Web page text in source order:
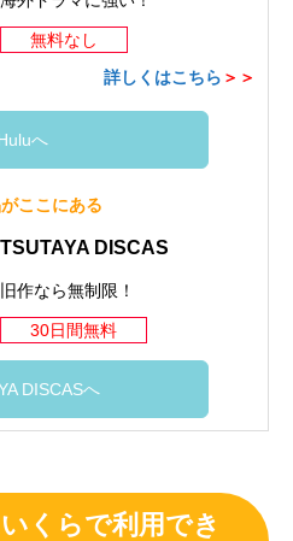
無料なし
詳しくはこちら ＞＞
へ
ここにある
TSUTAYA DISCAS
旧作なら無制限！
30日間無料
DISCASへ
くらで利用でき